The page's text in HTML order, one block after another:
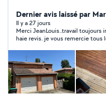
extérieur Entretien d'espaces verts (taille de haie
,abattage d'arbres ,tonte) Équipée de matériel
professionnel. Sérieux et
Déplacement dans tous le 31 Bon rapport
N'hésitez à faire appel à
Dernier avis laissé par
Il y a 27 jours
Merci JeanLouis..travail toujours
haie revis. je vous remercie tous
déjà ...prix abordable également ..je vous recommande les yeux
fermés ..encore MERCI